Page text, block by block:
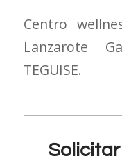
Centro
Lanzarote
TEGUISE.